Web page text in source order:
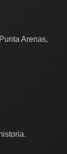
Arenas,